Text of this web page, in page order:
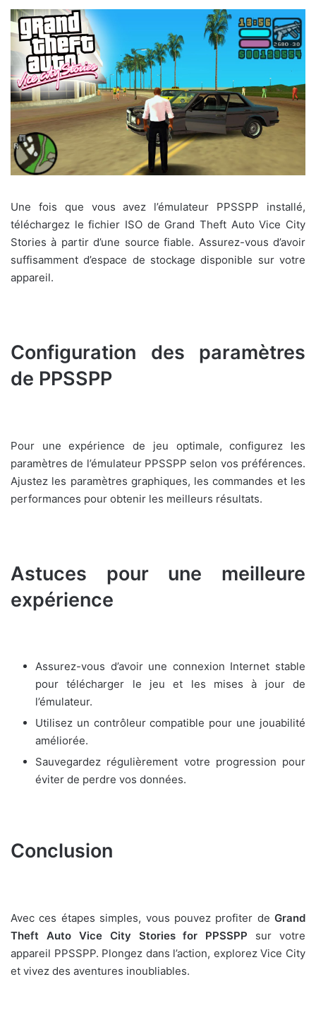
Une fois que vous avez l’émulateur PPSSPP installé,
téléchargez le fichier ISO de Grand Theft Auto Vice City
Stories à partir d’une source fiable. Assurez-vous d’avoir
suffisamment d’espace de stockage disponible sur votre
appareil.
Configuration des paramètres
de PPSSPP
Pour une expérience de jeu optimale, configurez les
paramètres de l’émulateur PPSSPP selon vos préférences.
Ajustez les paramètres graphiques, les commandes et les
performances pour obtenir les meilleurs résultats.
Astuces pour une meilleure
expérience
Assurez-vous d’avoir une connexion Internet stable
pour télécharger le jeu et les mises à jour de
l’émulateur.
Utilisez un contrôleur compatible pour une jouabilité
améliorée.
Sauvegardez régulièrement votre progression pour
éviter de perdre vos données.
Conclusion
Avec ces étapes simples, vous pouvez profiter de Grand
Theft Auto Vice City Stories for PPSSPP sur votre
appareil PPSSPP. Plongez dans l’action, explorez Vice City
et vivez des aventures inoubliables.